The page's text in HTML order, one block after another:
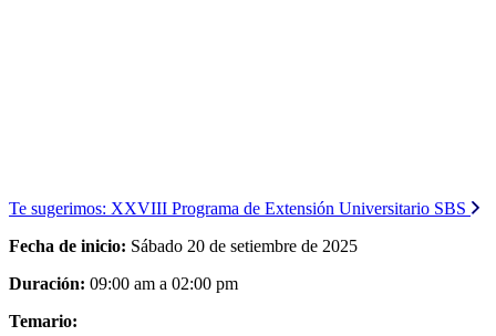
Te sugerimos: XXVIII Programa de Extensión Universitario SBS
Fecha de inicio: Sábado 20 de setiembre de 2025
Duración: 09:00 am a 02:00 pm
Temario: